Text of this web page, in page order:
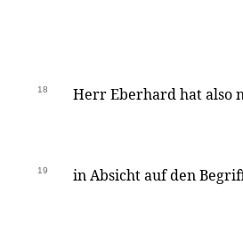
18 Herr Eberhard hat also
19 in Absicht auf den